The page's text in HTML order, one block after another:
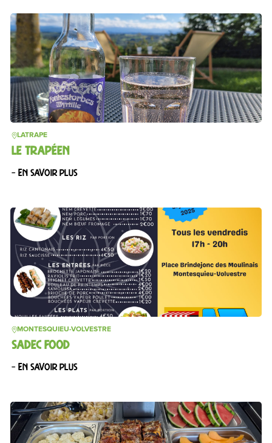
LATRAPE
LE TRAPÉEN
– En savoir plus
MONTESQUIEU-VOLVESTRE
SADEC FOOD
– En savoir plus